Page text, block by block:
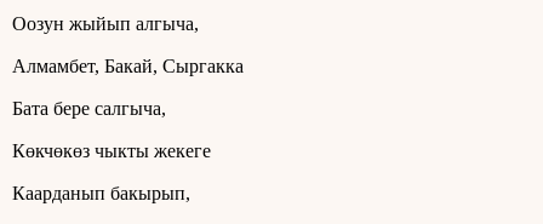
Оозун жыйып алгыча,
Алмамбет, Бакай, Сыргакка
Бата бере салгыча,
Көкчөкөз чыкты жекеге
Каарданып бакырып,